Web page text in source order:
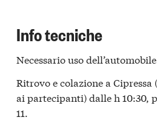
Info tecniche
Necessario uso
Ritrovo e colazione a
ai partecipanti) dalle h 10:30,
11.